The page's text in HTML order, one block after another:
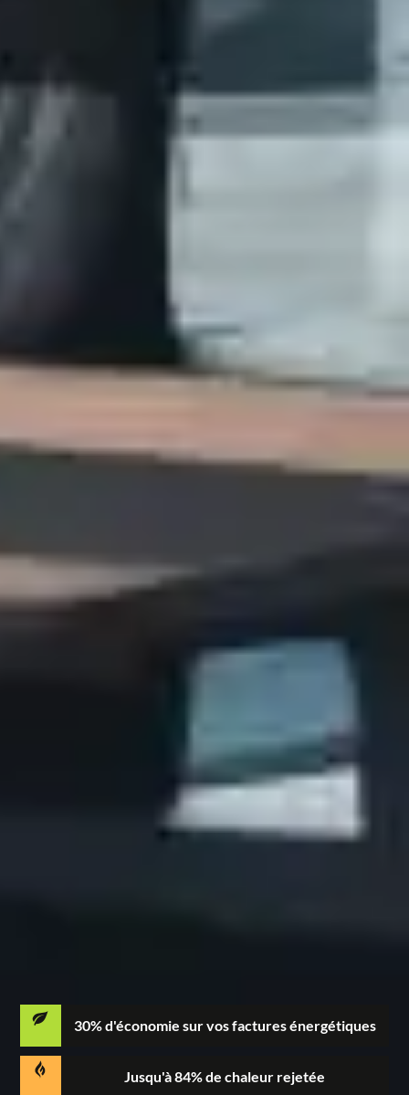
30% d'économie sur vos factures énergétiques
Jusqu'à 84% de chaleur rejetée